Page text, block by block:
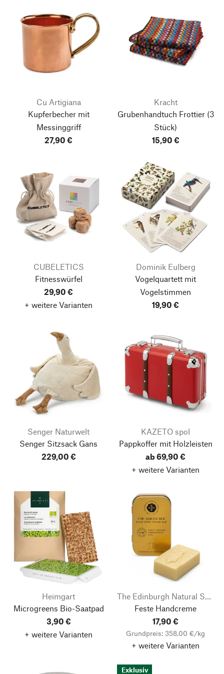
Cu Artigiana
Kupferbecher mit
Messinggriff
27,90 €
Kracht
Grubenhandtuch Frottier(3
Stück)
15,90 €
CUBELETICS
Fitnesswürfel
29,90 €
+ weitere Varianten
Dominik Eulberg
Vogelquartett mit
Vogelstimmen
19,90 €
Senger Naturwelt
Senger Sitzsack Gans
229,00 €
KAZETO spol
Pappkoffer mit Holzleisten
ab 69,90 €
+ weitere Varianten
Heimgart
Microgreens Bio-Saatpad
3,90 €
+ weitere Varianten
The Edinburgh Natural Skincare Company
Feste Handcreme
17,90 €
Grundpreis: 358,00 €/kg
+ weitere Varianten
Exklusiv
Nach oben